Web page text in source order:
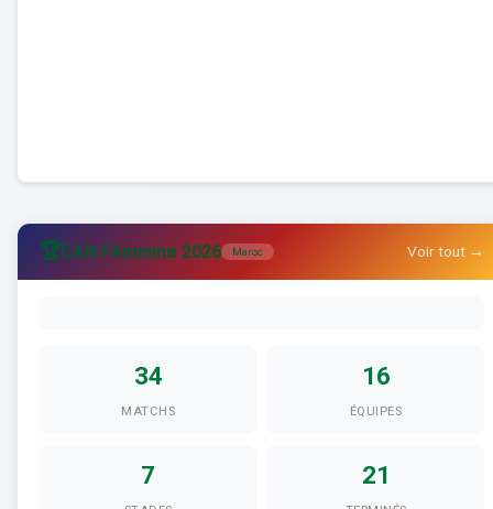
🏆CAN Féminine 2026 Maroc Voir tout →
34
MATCHS
16
ÉQUIPES
7 21